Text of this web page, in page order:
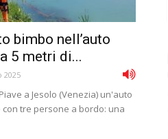
bimbo nell’auto
5 metri di...
2025
a Jesolo (Venezia) un'auto
tre persone a bordo: una